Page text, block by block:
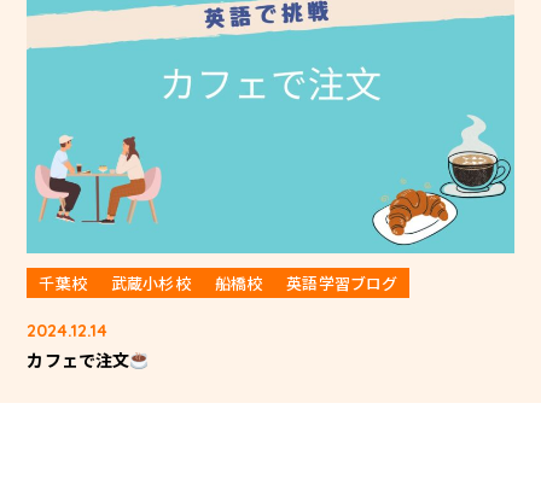
千葉校 武蔵小杉校 船橋校 英語学習ブログ
2024.12.14
カフェで注文